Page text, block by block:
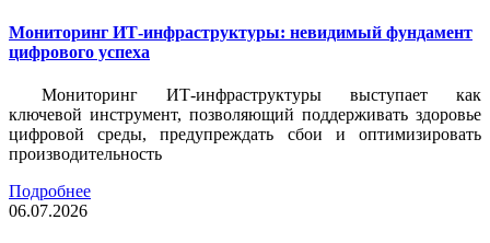
Мониторинг ИТ-инфраструктуры: невидимый фундамент
цифрового успеха
Мониторинг ИТ-инфраструктуры выступает как
ключевой инструмент, позволяющий поддерживать здоровье
цифровой среды, предупреждать сбои и оптимизировать
производительность
Подробнее
06.07.2026